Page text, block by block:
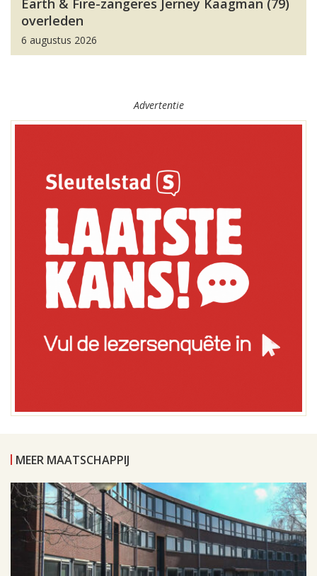
Earth & Fire-zangeres Jerney Kaagman (79)
overleden
6 augustus 2026
Advertentie
MEER MAATSCHAPPIJ